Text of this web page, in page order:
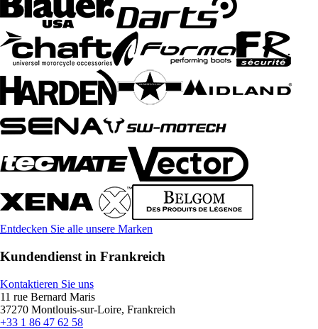
Entdecken Sie alle unsere Marken
Kundendienst in Frankreich
Kontaktieren Sie uns
11 rue Bernard Maris
37270 Montlouis-sur-Loire, Frankreich
+33 1 86 47 62 58